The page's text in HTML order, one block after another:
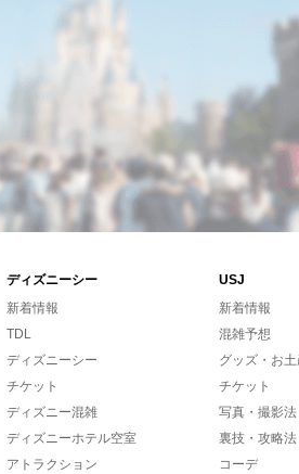
ディズニーシー
USJ
新着情報
TDL
ディズニーシー
チケット
ディズニー混雑
ディズニーホテル空室
アトラクション
新着情報
混雑予想
グッズ・お
チケット
写真・撮影法
裏技・攻略法
コーデ